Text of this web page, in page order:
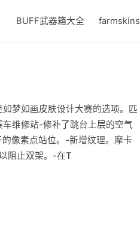
BUFF武器箱大全 farmskins
梦如画皮肤设计大赛的选项。匹
维修站-修补了跳台上层的空气
像素点站位。-新增纹理。摩卡
阻止双架。-在T